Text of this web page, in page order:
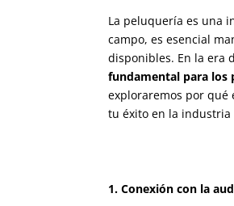
La
La peluquería es una
campo, es esencial
disponibles. En la era
fundamental para los
exploraremos por qué
tu éxito en la industria
1. Conexión con la